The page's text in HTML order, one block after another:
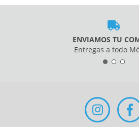
ENVIAMOS TU
Entregas a todo